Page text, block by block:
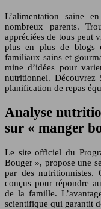
L’alimentation saine
nombreux parents.
appréciées de tous peut
plus en plus de blogs
familiaux sains et
mine d’idées pour
nutritionnel.
planification de repas
Analyse
sur « manger
Le site officiel du
Bouger », propose une
par des nutritionnistes.
conçus pour répondre
de la famille.
scientifique qui garantit